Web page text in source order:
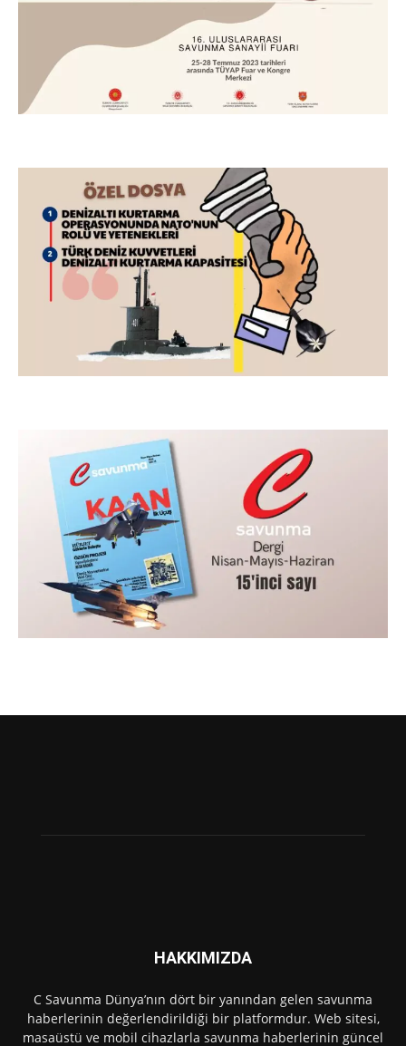
HAKKIMIZDA
C Savunma Dünya’nın dört bir yanından gelen savunma
haberlerinin değerlendirildiği bir platformdur. Web sitesi,
masaüstü ve mobil cihazlarla savunma haberlerinin güncel